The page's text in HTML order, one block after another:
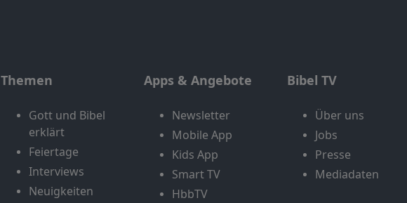
Themen
Gott und Bibel
erklärt
Feiertage
Interviews
Neuigkeiten
Apps & Angebote
Newsletter
Mobile App
Kids App
Smart TV
HbbTV
Bibel TV
Über uns
Jobs
Presse
Mediadaten